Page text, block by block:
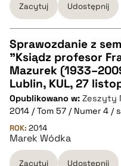
Zacytuj Udostępnij
CZYSTY TEKST
pobierz cytat
BIBTEX
Sprawozdanie z
"Ksiądz profesor
Mazurek
Lublin, KUL, 27
Opublikowano w: Zeszyty
2014 / Tom 57 / Numer 4 /
ROK: 2014
Marek Wódka
Zacytuj Udostępnij